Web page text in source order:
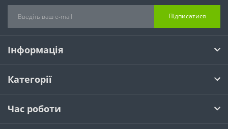
Підписатися
Інформація
Категорії
Час роботи